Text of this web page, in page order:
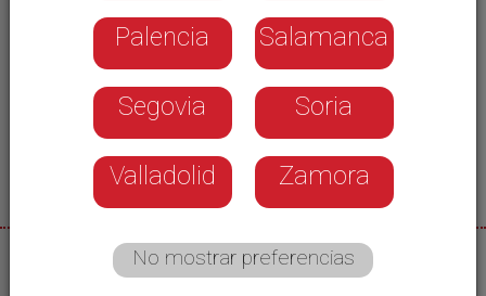
29/07/2024
Palencia Salamanca
Segovia Soria
Valladolid Zamora
No mostrar preferencias